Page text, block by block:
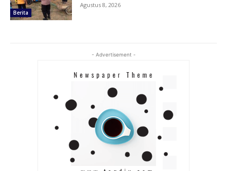
Berita
Agustus 8, 2026
- Advertisement -